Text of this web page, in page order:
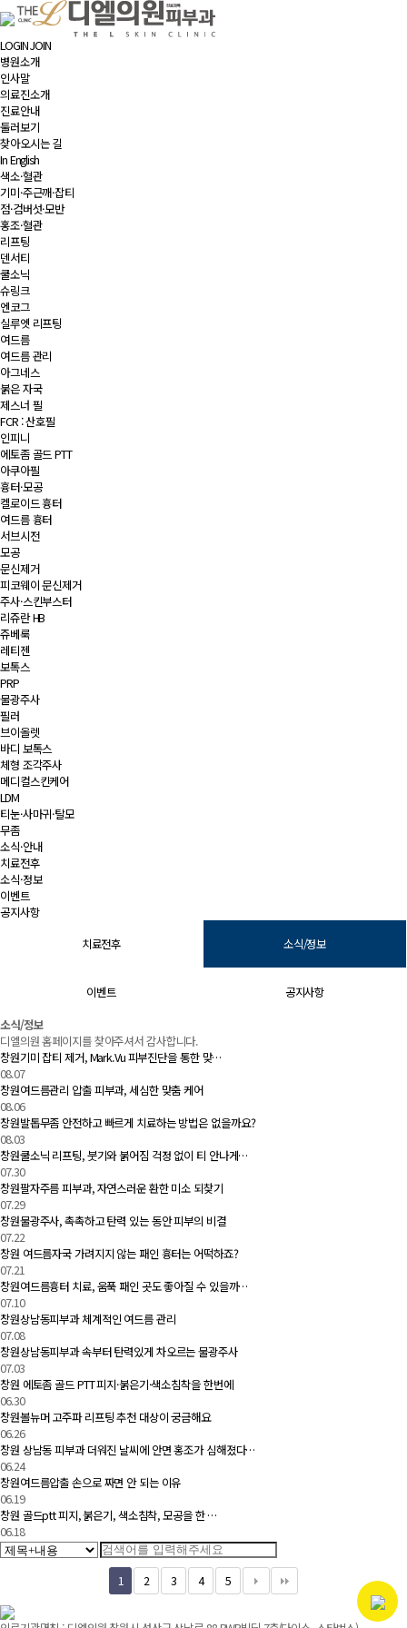
LOGINJOIN
병원소개
인사말
의료진소개
진료안내
둘러보기
찾아오시는 길
In English
색소·혈관
기미·주근깨·잡티
점·검버섯·모반
홍조·혈관
리프팅
덴서티
쿨소닉
슈링크
엔코그
실루엣 리프팅
여드름
여드름 관리
아그네스
붉은 자국
제스너 필
FCR : 산호필
인피니
에토좀 골드 PTT
아쿠아필
흉터·모공
켈로이드 흉터
여드름 흉터
서브시전
모공
문신제거
피코웨이 문신제거
주사·스킨부스터
리쥬란 HB
쥬베룩
레티젠
보톡스
PRP
물광주사
필러
브이올렛
바디 보톡스
체형 조각주사
메디컬스킨케어
LDM
티눈·사마귀·탈모
무좀
소식·안내
치료전후
소식·정보
이벤트
공지사항
치료전후
소식/정보
이벤트
공지사항
소식/정보 | 창원 피부과 디엘의원
소식/정보
디엘의원 홈페이지를 찾아주셔서 감사합니다.
창원기미 잡티 제거, Mark.Vu 피부진단을 통한 맞…
08.07
창원여드름관리 압출 피부과, 세심한 맞춤 케어
08.06
창원발톱무좀 안전하고 빠르게 치료하는 방법은 없을까요?
08.03
창원쿨소닉 리프팅, 붓기와 붉어짐 걱정 없이 티 안나게…
07.30
창원팔자주름 피부과, 자연스러운 환한 미소 되찾기
07.29
창원물광주사, 촉촉하고 탄력 있는 동안 피부의 비결
07.22
창원 여드름자국 가려지지 않는 패인 흉터는 어떡하죠?
07.21
창원여드름흉터 치료, 움푹 패인 곳도 좋아질 수 있을까…
07.10
창원상남동피부과 체계적인 여드름 관리
07.08
창원상남동피부과 속부터 탄력있게 차오르는 물광주사
07.03
창원 에토좀 골드 PTT 피지·붉은기·색소침착을 한번에
06.30
창원볼뉴머 고주파 리프팅 추천 대상이 궁금해요
06.26
창원 상남동 피부과 더워진 날씨에 안면 홍조가 심해졌다…
06.24
창원여드름압출 손으로 짜면 안 되는 이유
06.19
창원 골드ptt 피지, 붉은기, 색소침착, 모공을 한 …
06.18
1 2 3 4 5